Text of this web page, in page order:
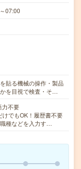
07:00
貼る機械の操作・製品
を目視で検査・そ…
力不要
でもOK！履歴書不要
種などを入力す…